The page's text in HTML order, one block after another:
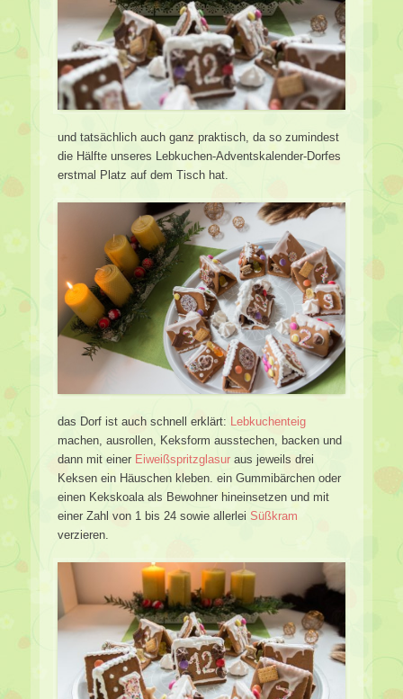
und tatsächlich auch ganz praktisch, da so zumindest
die Hälfte unseres Lebkuchen-Adventskalender-Dorfes
erstmal Platz auf dem Tisch hat.
das Dorf ist auch schnell erklärt: Lebkuchenteig
machen, ausrollen, Keksform ausstechen, backen und
dann mit einer Eiweißspritzglasur aus jeweils drei
Keksen ein Häuschen kleben. ein Gummibärchen oder
einen Kekskoala als Bewohner hineinsetzen und mit
einer Zahl von 1 bis 24 sowie allerlei Süßkram
verzieren.